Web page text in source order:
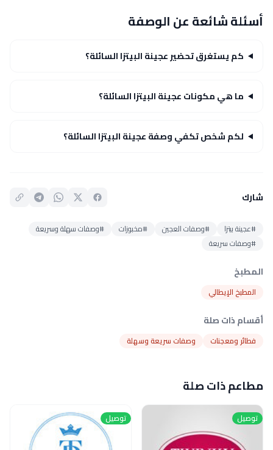
أسئلة شائعة عن الوصفة
كم يستغرق تحضير عجينة البيتزا السائلة؟
ما هي مكونات عجينة البيتزا السائلة؟
لكم شخص تكفي وصفة عجينة البيتزا السائلة؟
شارك
#عجينة بيتزا #وصفات العجين #مخبوزات
#وصفات سهلة وسريعة
#وصفات سريعة
المطبخ
المطبخ الإيطالي
أقسام ذات صلة
فطائر ومعجنات وصفات سريعة وسهلة
مطاعم ذات صلة
توصيل توصيل